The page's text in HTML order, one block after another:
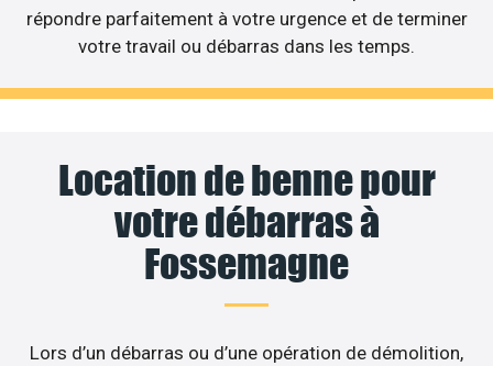
répondre parfaitement à votre urgence et de terminer
votre travail ou débarras dans les temps.
Location de benne pour
votre débarras à
Fossemagne
Lors d’un débarras ou d’une opération de démolition,